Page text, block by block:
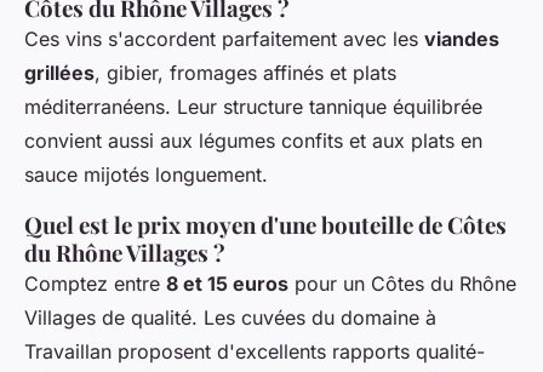
Côtes du Rhône Villages ?
Ces vins s'accordent parfaitement avec les viandes
grillées, gibier, fromages affinés et plats
méditerranéens. Leur structure tannique équilibrée
convient aussi aux légumes confits et aux plats en
sauce mijotés longuement.
Quel est le prix moyen d'une bouteille de Côtes
du Rhône Villages ?
Comptez entre 8 et 15 euros pour un Côtes du Rhône
Villages de qualité. Les cuvées du domaine à
Travaillan proposent d'excellents rapports qualité-